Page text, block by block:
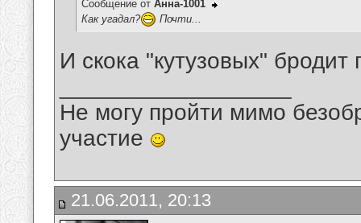
Сообщение от Анна-1001
Как угадал?
Почти...
И скока "кутузовых" бродит
Не могу пройти мимо
участие
21.06.2011, 20:13